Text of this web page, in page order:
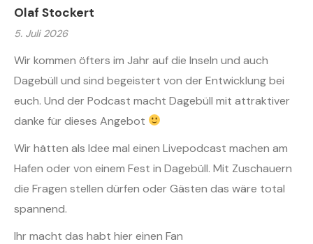
Olaf Stockert
5. Juli 2026
Wir kommen öfters im Jahr auf die Inseln und auch
Dagebüll und sind begeistert von der Entwicklung bei
euch. Und der Podcast macht Dagebüll mit attraktiver
danke für dieses Angebot
Wir hätten als Idee mal einen Livepodcast machen am
Hafen oder von einem Fest in Dagebüll. Mit Zuschauern
die Fragen stellen dürfen oder Gästen das wäre total
spannend.
Ihr macht das habt hier einen Fan